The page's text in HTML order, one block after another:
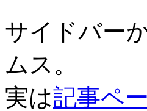
サイドバー
ムス。
実は記事ペ